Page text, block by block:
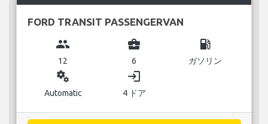
FORD TRANSIT PASSENGERVAN
group
12
business_center
6
local_gas_station
ガソリン
miscellaneous_services
Automatic
login
4 ドア